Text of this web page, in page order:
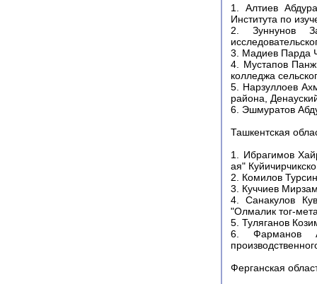
1. Алтиев
Института по
2. Зуннунов
3. Мадиев Парда
4. Мустапов
колледжа
5. Нарзуллоев
района,
6. Эшмуратов
Ташкентская
1. Ибрагимов
ая"
2. Комилов
3. Куччиев
4. Санакулов
"Олмалик тог-
5. Туляганов
6. Фарманов
Ферганская